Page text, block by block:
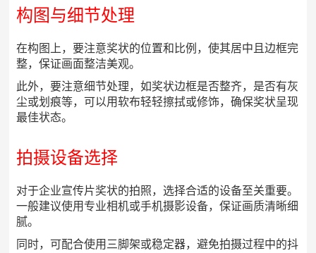
构图与细节处理
在构图上，要注意奖状的位置和比例，使其居中且边框完
整，保证画面整洁美观。
此外，要注意细节处理，如奖状边框是否整齐，是否有灰
尘或划痕等，可以用软布轻轻擦拭或修饰，确保奖状呈现
最佳状态。
拍摄设备选择
对于企业宣传片奖状的拍照，选择合适的设备至关重要。
一般建议使用专业相机或手机摄影设备，保证画质清晰细
腻。
同时，可配合使用三脚架或稳定器，避免拍摄过程中的抖